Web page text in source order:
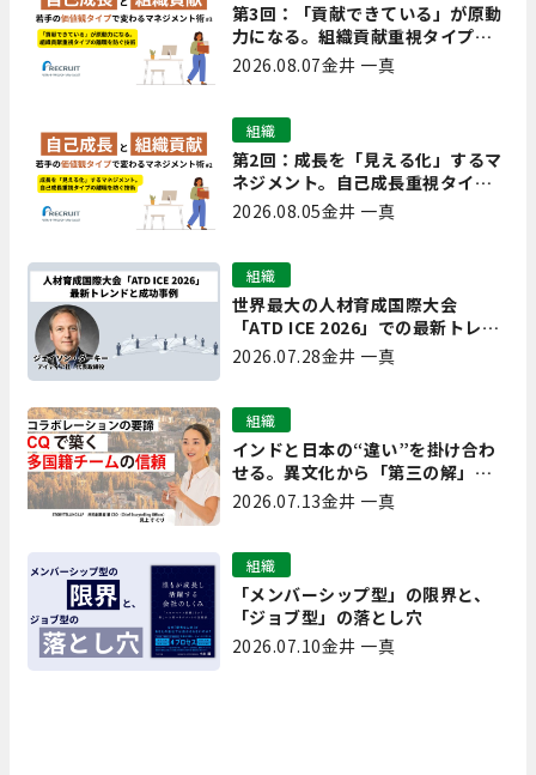
第3回：「貢献できている」が原動
力になる。組織貢献重視タイプの
離職を防ぐ技術
2026.08.07金井 一真
第2回：成長を「見える化」するマ
ネジメント。自己成長重視タイプ
の離職を防ぐ技術
組織
2026.08.05金井 一真
世界最大の人材育成国際大会
「ATD ICE 2026」での最新トレン
ドと成功事例｜「重要で実用的
な、日本にも合う」ホットトピッ
組織
2026.07.28金井 一真
インドと日本の“違い”を掛け合わ
せる。異文化から「第三の解」を
生み出す実践【現場を変えるCQ白
組織
2026.07.13金井 一真
「メンバーシップ型」の限界と、
「ジョブ型」の落とし穴
組織
2026.07.10金井 一真